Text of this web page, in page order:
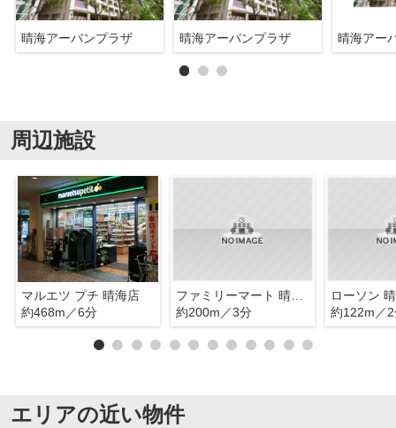
晴海アーバンプラザ 晴海アーバンプラザ 晴海アー
周辺施設
マルエツ プチ 晴海店
約468m／6分
ファミリーマート 晴海トリトン店
約200m／3分
約122m／
エリアの近い物件